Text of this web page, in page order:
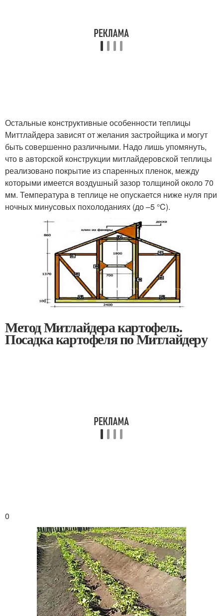
Остальные конструктивные особенности теплицы
Миттлайдера зависят от желания застройщика и могут
быть совершенно различными. Надо лишь упомянуть,
что в авторской конструкции митлайдеровской теплицы
реализовано покрытие из спаренных пленок, между
которыми имеется воздушный зазор толщиной около 70
мм. Температура в теплице не опускается ниже нуля при
ночных минусовых похолоданиях (до –5 °C).
Метод Митлайдера картофель.
Посадка картофеля по Митлайдеру
0